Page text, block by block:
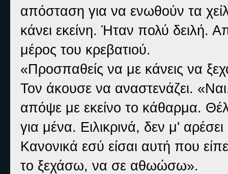
απόσταση για να ενωθούν τα
κάνει εκείνη. Ήταν πολύ δειλή.
μέρος του κρεβατιού.
«Προσπαθείς να με κάνεις να
Τον άκουσε να αναστενάζει.
απόψε με εκείνο το κάθαρμα.
για μένα. Ειλικρινά, δεν μ'
Κανονικά εσύ είσαι αυτή που
το ξεχάσω, να σε αθωώσω».